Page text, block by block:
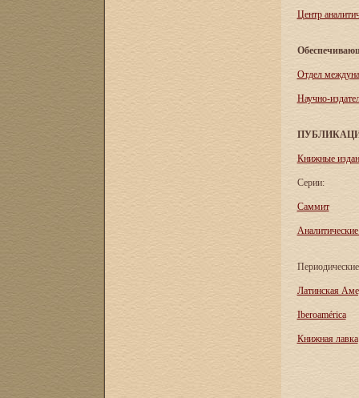
Центр
Отдел
Научно-
Книжные
Серии:
Саммит
Аналитические
Латинская
Iberoamérica
Книжная лавка